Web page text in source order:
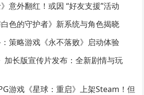
意外翻红！或因 “好友支援”活动
白色的守护者》新系统与角色揭晓
策略游戏《永不落败》启动体验
加长版宣传片发布：全新剧情与玩
游戏《星球：重启》上架Steam！但